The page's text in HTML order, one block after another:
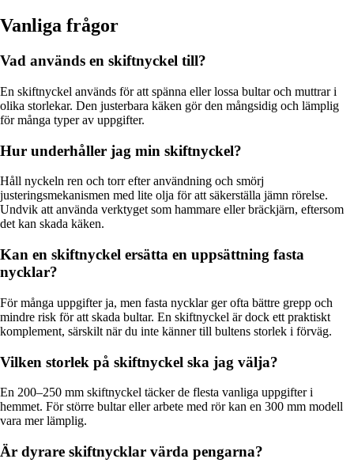
Vanliga frågor
Vad används en skiftnyckel till?
En skiftnyckel används för att spänna eller lossa bultar och muttrar i
olika storlekar. Den justerbara käken gör den mångsidig och lämplig
för många typer av uppgifter.
Hur underhåller jag min skiftnyckel?
Håll nyckeln ren och torr efter användning och smörj
justeringsmekanismen med lite olja för att säkerställa jämn rörelse.
Undvik att använda verktyget som hammare eller bräckjärn, eftersom
det kan skada käken.
Kan en skiftnyckel ersätta en uppsättning fasta
nycklar?
För många uppgifter ja, men fasta nycklar ger ofta bättre grepp och
mindre risk för att skada bultar. En skiftnyckel är dock ett praktiskt
komplement, särskilt när du inte känner till bultens storlek i förväg.
Vilken storlek på skiftnyckel ska jag välja?
En 200–250 mm skiftnyckel täcker de flesta vanliga uppgifter i
hemmet. För större bultar eller arbete med rör kan en 300 mm modell
vara mer lämplig.
Är dyrare skiftnycklar värda pengarna?